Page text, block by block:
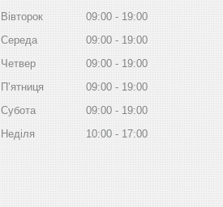
Вівторок
09:00
19:00
Середа
09:00
19:00
Четвер
09:00
19:00
Пʼятниця
09:00
19:00
Субота
09:00
19:00
Неділя
10:00 17:00